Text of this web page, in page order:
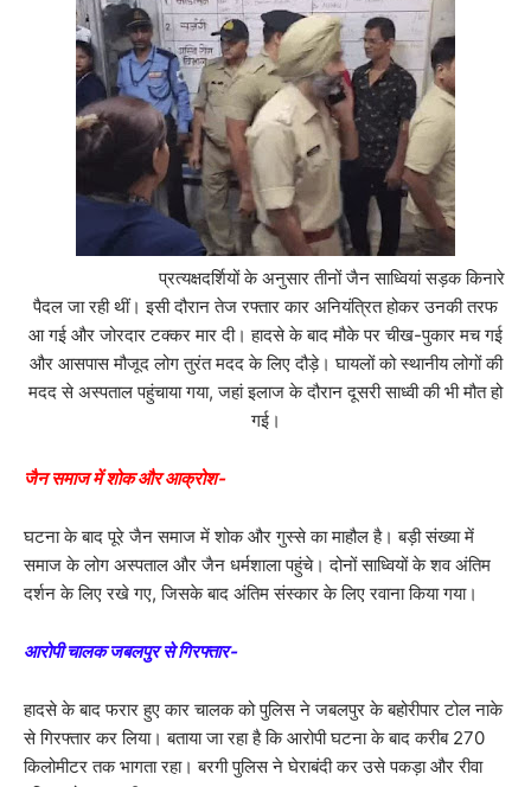
प्रत्यक्षदर्शियों के अनुसार तीनों जैन साध्वियां सड़क किनारे
पैदल जा रही थीं। इसी दौरान तेज रफ्तार कार अनियंत्रित होकर उनकी तरफ
आ गई और जोरदार टक्कर मार दी। हादसे के बाद मौके पर चीख-पुकार मच गई
और आसपास मौजूद लोग तुरंत मदद के लिए दौड़े। घायलों को स्थानीय लोगों की
मदद से अस्पताल पहुंचाया गया, जहां इलाज के दौरान दूसरी साध्वी की भी मौत हो
गई।
जैन समाज में शोक और आक्रोश-
घटना के बाद पूरे जैन समाज में शोक और गुस्से का माहौल है। बड़ी संख्या में
समाज के लोग अस्पताल और जैन धर्मशाला पहुंचे। दोनों साध्वियों के शव अंतिम
दर्शन के लिए रखे गए, जिसके बाद अंतिम संस्कार के लिए रवाना किया गया।
आरोपी चालक जबलपुर से गिरफ्तार-
हादसे के बाद फरार हुए कार चालक को पुलिस ने जबलपुर के बहोरीपार टोल नाके
से गिरफ्तार कर लिया। बताया जा रहा है कि आरोपी घटना के बाद करीब 270
किलोमीटर तक भागता रहा। बरगी पुलिस ने घेराबंदी कर उसे पकड़ा और रीवा